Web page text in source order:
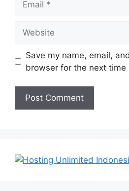
Save my name, email,
browser for the next time